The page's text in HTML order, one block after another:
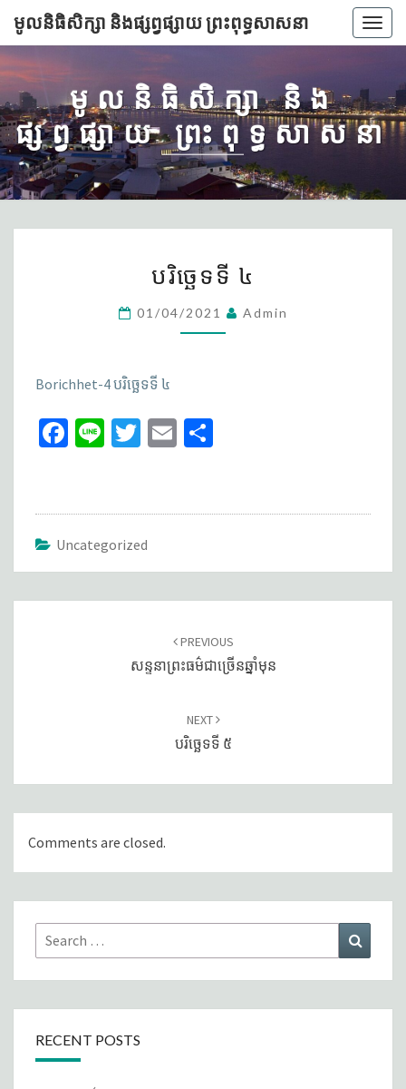
មូលនិធិសិក្សា និងផ្សព្វផ្សាយ ព្រះពុទ្ធសាសនា
មូលនិធិសិក្សា និង
ផ្សព្វផ្សាយ ព្រះពុទ្ធសាសនា
៤
បរិច្ឆេទទី ៤
01/04/2021 Admin
Borichhet-4​ បរិច្ឆេទទី ៤
Fa
o
o
k
Li T
er
E
l
e
Uncategorized
PREVIOUS
សន្ទនាព្រះធម៌ជាច្រើនឆ្នាំមុន
NEXT
បរិច្ឆេទទី ៥
Comments are closed.
Search
for:
RECENT POSTS